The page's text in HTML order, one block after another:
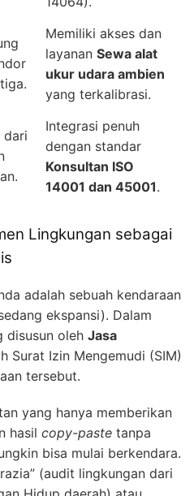
Memiliki akses dan
layanan Sewa alat
ukur udara ambien
yang terkalibrasi.
dari
Integrasi penuh
dengan standar
Konsultan ISO
14001 dan 45001.
Lingkungan sebagai
adalah sebuah kendaraan
ekspansi). Dalam
disusun oleh Jasa
Surat Izin Mengemudi (SIM)
tersebut.
yang hanya memberikan
hasil copy-paste tanpa
bisa mulai berkendara.
(audit lingkungan dari